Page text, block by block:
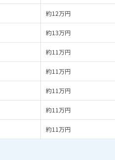
約12万円
約13万円
約11万円
約11万円
約11万円
約11万円
約11万円